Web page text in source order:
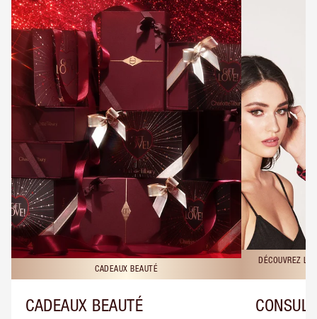
CADEAUX BEAUTÉ
CADEAUX BEAUTÉ
DÉCOUVREZ